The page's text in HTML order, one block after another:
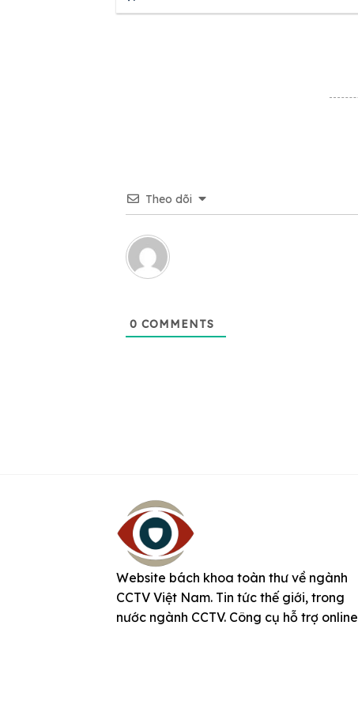
Theo dõi
0 COMMENTS
Website bách khoa toàn thư về ngành
CCTV Việt Nam. Tin tức thế giới, trong
nước ngành CCTV. Công cụ hỗ trợ online